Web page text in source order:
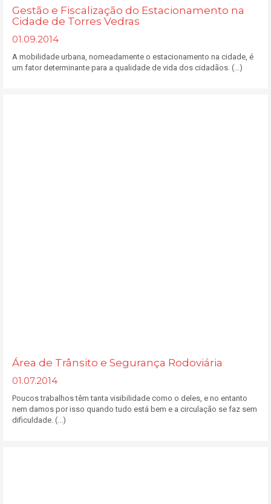
Gestão e Fiscalização do Estacionamento na
Cidade de Torres Vedras
01.09.2014
A mobilidade urbana, nomeadamente o estacionamento na cidade, é
um fator determinante para a qualidade de vida dos cidadãos. (...)
Área de Trânsito e Segurança Rodoviária
01.07.2014
Poucos trabalhos têm tanta visibilidade como o deles, e no entanto
nem damos por isso quando tudo está bem e a circulação se faz sem
dificuldade. (...)